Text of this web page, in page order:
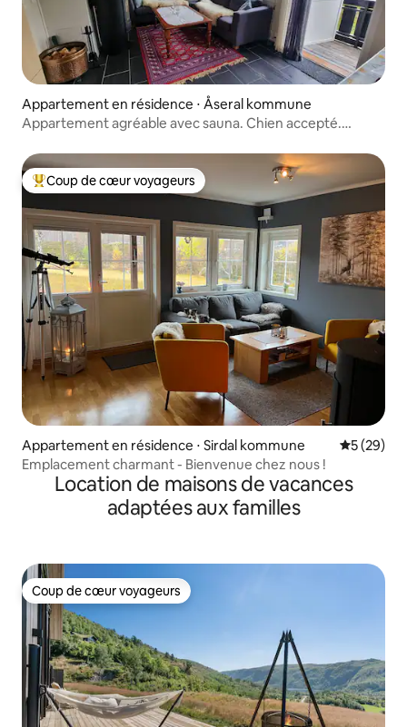
Appartement en résidence ⋅ Åseral kommune
Appartement agréable avec sauna. Chien accepté.
Coups de cœur voyageurs les plus appréciés
Coup de cœur voyageurs
Appartement en résidence ⋅ Sirdal kommune
5 (29)
Emplacement charmant - Bienvenue chez nous !
Location de maisons de vacances
adaptées aux familles
Coup de cœur voyageurs
Coup de cœur voyageurs